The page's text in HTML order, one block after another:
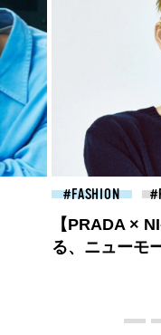
BEAUTY
夏のパーマ、
ドット）のス